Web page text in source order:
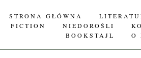
STRONA GŁÓWNA
FICTION
NIEDOROŚLI
BOOKSTAJL
O